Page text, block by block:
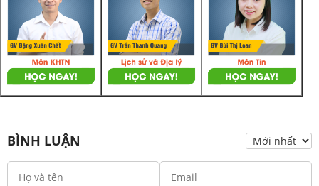
BÌNH LUẬN